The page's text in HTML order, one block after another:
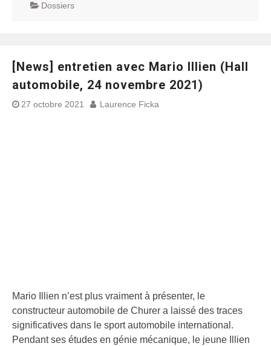
Dossiers
[News] entretien avec Mario Illien (Hall
automobile, 24 novembre 2021)
27 octobre 2021 Laurence Ficka
Mario Illien n’est plus vraiment à présenter, le
constructeur automobile de Churer a laissé des traces
significatives dans le sport automobile international.
Pendant ses études en génie mécanique, le jeune Illien